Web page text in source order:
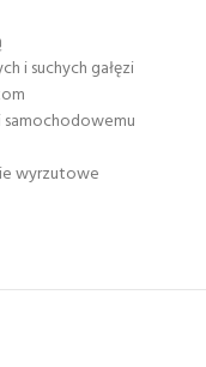
i suchych gałęzi
wyrzutowe